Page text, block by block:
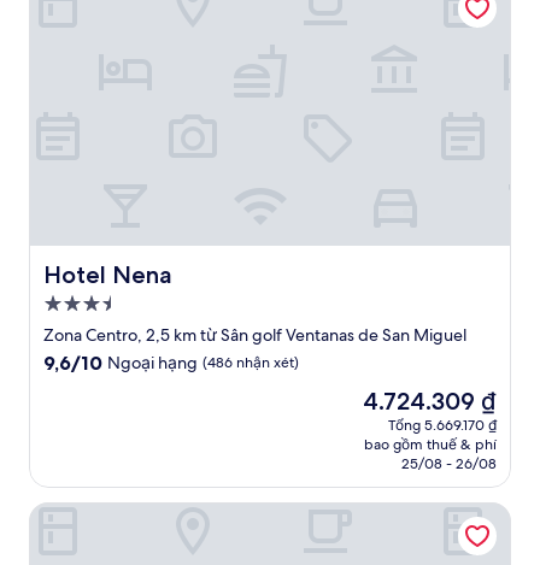
Hotel Nena
Hotel Nena
Nơi
lưu
trú
Zona Centro, 2,5 km từ Sân golf Ventanas de San Miguel
9.6
nhận
xét)
9,6/10 Ngoại hạng (486 nhận xét)
Giá
hiện
tại
4.724.309 ₫
4.724.309 ₫
Tổng 5.669.170 ₫
bao gồm thuế & phí
25/08 - 26/08
Maison Mexique Hotel Boutique San Miguel de Allende